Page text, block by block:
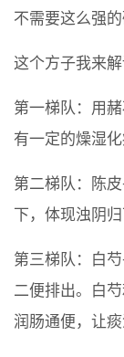
不需要这么强
这个方子我来解
第一梯队：用
有一定的燥湿化
第二梯队：陈
下，体现浊阴
第三梯队：白
二便排出。白
润肠通便，让痰